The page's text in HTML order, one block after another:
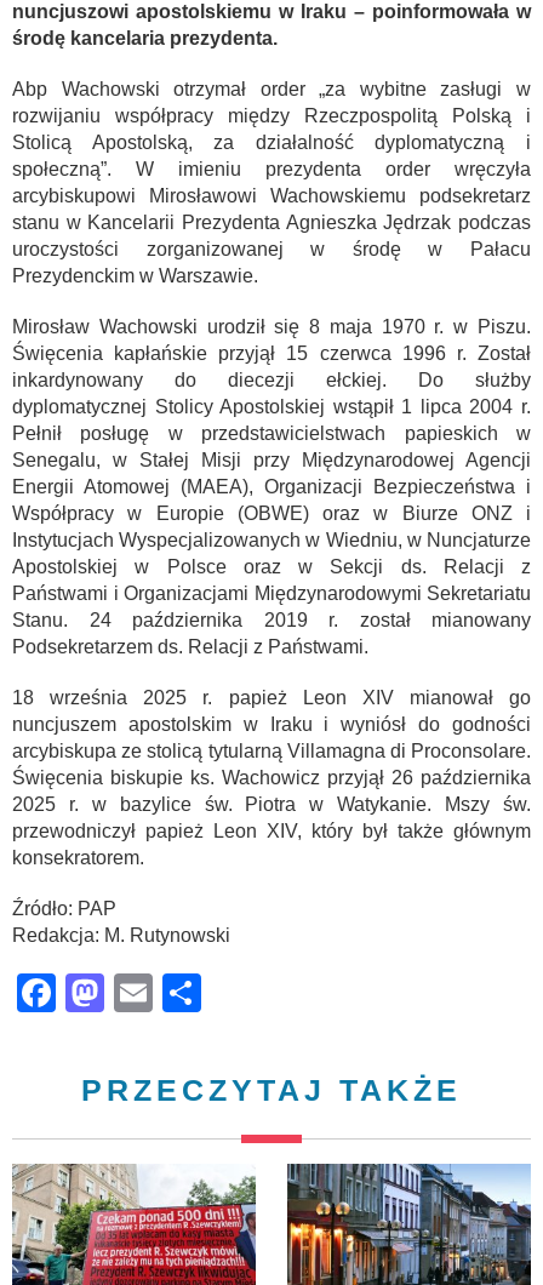
nuncjuszowi apostolskiemu w Iraku – poinformowała w
środę kancelaria prezydenta.
Abp Wachowski otrzymał order „za wybitne zasługi w
rozwijaniu współpracy między Rzeczpospolitą Polską i
Stolicą Apostolską, za działalność dyplomatyczną i
społeczną”. W imieniu prezydenta order wręczyła
arcybiskupowi Mirosławowi Wachowskiemu podsekretarz
stanu w Kancelarii Prezydenta Agnieszka Jędrzak podczas
uroczystości zorganizowanej w środę w Pałacu
Prezydenckim w Warszawie.
Mirosław Wachowski urodził się 8 maja 1970 r. w Piszu.
Święcenia kapłańskie przyjął 15 czerwca 1996 r. Został
inkardynowany do diecezji ełckiej. Do służby
dyplomatycznej Stolicy Apostolskiej wstąpił 1 lipca 2004 r.
Pełnił posługę w przedstawicielstwach papieskich w
Senegalu, w Stałej Misji przy Międzynarodowej Agencji
Energii Atomowej (MAEA), Organizacji Bezpieczeństwa i
Współpracy w Europie (OBWE) oraz w Biurze ONZ i
Instytucjach Wyspecjalizowanych w Wiedniu, w Nuncjaturze
Apostolskiej w Polsce oraz w Sekcji ds. Relacji z
Państwami i Organizacjami Międzynarodowymi Sekretariatu
Stanu. 24 października 2019 r. został mianowany
Podsekretarzem ds. Relacji z Państwami.
18 września 2025 r. papież Leon XIV mianował go
nuncjuszem apostolskim w Iraku i wyniósł do godności
arcybiskupa ze stolicą tytularną Villamagna di Proconsolare.
Święcenia biskupie ks. Wachowicz przyjął 26 października
2025 r. w bazylice św. Piotra w Watykanie. Mszy św.
przewodniczył papież Leon XIV, który był także głównym
konsekratorem.
Źródło: PAP
Redakcja: M. Rutynowski
Facebook
Mastodon
Email
PRZECZYTAJ TAKŻE